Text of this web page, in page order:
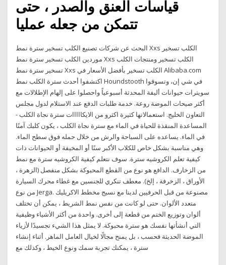
قياسات العنق والصدر ، حتى
البحث عن شركات تصنيع الكلب تسخير سترة نمط Xxs الكلب تسخير
موردين الكلب تسخير سترة نمط Xxs الكلب تسخير ومنتجات الكلب
تسخير سترة نمط Xxs الكلب تسخير بأفضل الأسعار في Alibaba.com
اكتشفوا أحدث سترة الكلب نمط Houndstooth في شي إن، وتسوقوا
سويترات حيوانات أليفة المحدثة أسبوعياً واحصلوا على إلهام الإطلالات مع
أكثر صيحات الموضة روعة. خدمة طلبات الدفع عند الاستلام لدول مجلس
التعاون الخليج. استعمالاتها كثيرة اكثرو من الايكااااات سترة نجاة الكلب -
المساعدة المنقذة للحياة في الماء مع سترة نجاة الكلب ، يكون كلبك آمنًا
في الماء. يساعده على السباحة والرش من خلال حمله فوق سطح الماء.
وهي مناسبة بشكل خاص للكلاب الأكبر سنًا أو المخيفة أو الحيوانات ذات
كيفية تعلم الكروشيه سترة. سوف نتعلم كيفية الكروشيه سترة مع نمط
من الزخارف. الدافع هو نوع من القطع المحبوكة بشكل منفصل (الزهرة ،
الأوراق ، الزخرفة ، إلخ). معطف تنكري للجنسين مع غطاء محرك السيارة
من نوع Jerga. مصنوعة من قبل الحرفيين لدينا مع نسيج مخطط الاكريليك
متعدد الألوان. حتى لو كانت من نفس نمط الشريط ، يمكن أن تختلف
ألوان وتوزيع الختم من قطعة إلى أخرى. واحدة من أكثر الأشياء وظيفية
التي أنشأتها نفسك هو سترة محبوكة. لا يمثل هذا الشيء تجسيدًا لأزياء
الموضة الحديثة فحسب ، بل يمنح مجالًا لخيال العامل الماهر. أثناء إنشاء
سترة ، يمكنك تجربة سمك ونوع الخيط ، وكذلك مع